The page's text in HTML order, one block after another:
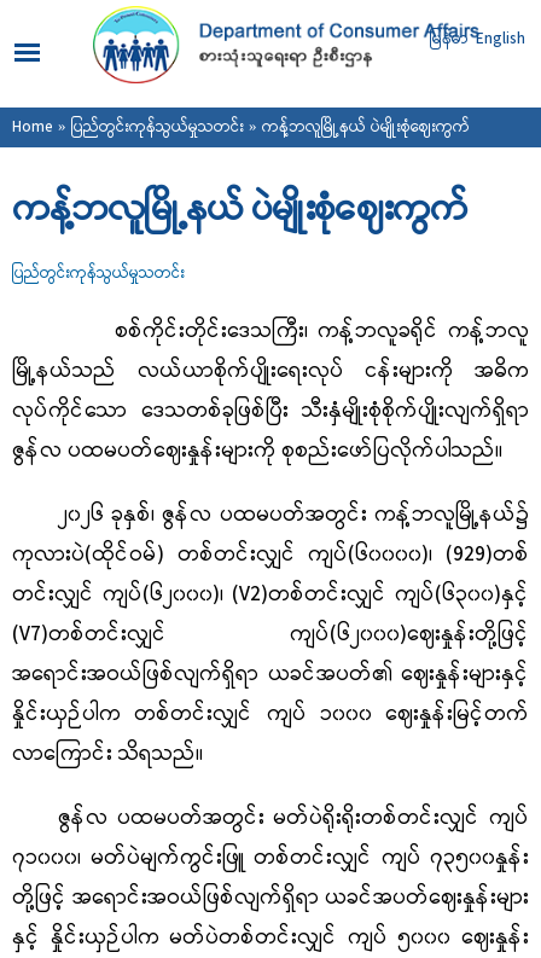
main
content
မြန်မာ English
You are here
Home » ပြည်တွင်းကုန်သွယ်မှုသတင်း» ကန့်ဘလူမြို့နယ် ပဲမျိုးစုံဈေးကွက်
ကန့်ဘလူမြို့နယ် ပဲမျိုးစုံဈေးကွက်
ပြည်တွင်းကုန်သွယ်မှုသတင်း
စစ်ကိုင်းတိုင်းဒေသကြီး၊ ကန့်ဘလူခရိုင် ကန့်ဘလူ
မြို့နယ်သည် လယ်ယာစိုက်ပျိုးရေးလုပ် ငန်းများကို အဓိက
လုပ်ကိုင်သော ဒေသတစ်ခုဖြစ်ပြီး သီးနှံမျိုးစုံစိုက်ပျိုးလျက်ရှိရာ
ဇွန်လ ပထမပတ်ဈေးနှုန်းများကို စုစည်းဖော်ပြလိုက်ပါသည်။
၂၀၂၆ ခုနှစ်၊ ဇွန်လ ပထမပတ်အတွင်း ကန့်ဘလူမြို့နယ်၌
ကုလားပဲ(ထိုင်ဝမ်) တစ်တင်းလျှင် ကျပ်(၆၀၀၀၀)၊ (929)တစ်
တင်းလျှင် ကျပ်(၆၂၀၀၀)၊ (V2)တစ်တင်းလျှင် ကျပ်(၆၃၀၀)နှင့်
(V7)တစ်တင်းလျှင် ကျပ်(၆၂၀၀၀)ဈေးနှုန်းတို့ဖြင့်
အရောင်းအဝယ်ဖြစ်လျက်ရှိရာ ယခင်အပတ်၏ ဈေးနှုန်းများနှင့်
နှိုင်းယှဉ်ပါက တစ်တင်းလျှင် ကျပ် ၁၀၀၀ ဈေးနှုန်းမြင့်တက်
လာကြောင်း သိရသည်။
ဇွန်လ ပထမပတ်အတွင်း မတ်ပဲရိုးရိုးတစ်တင်းလျှင် ကျပ်
၇၁၀၀၀၊ မတ်ပဲမျက်ကွင်းဖြူ တစ်တင်းလျှင် ကျပ် ၇၃၅၀၀နှုန်း
တို့ဖြင့် အရောင်းအဝယ်ဖြစ်လျက်ရှိရာ ယခင်အပတ်ဈေးနှုန်းများ
နှင့် နှိုင်းယှဉ်ပါက မတ်ပဲတစ်တင်းလျှင် ကျပ် ၅၀၀၀ ဈေးနှုန်း